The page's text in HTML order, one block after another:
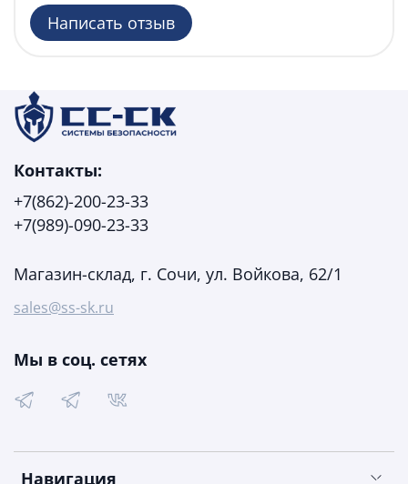
Написать отзыв
Навигация
Контакты:
+7(862)-200-23-33
+7(989)-090-23-33
Магазин-склад, г. Сочи, ул. Войкова, 62/1
sales@ss-sk.ru
Мы в соц. сетях